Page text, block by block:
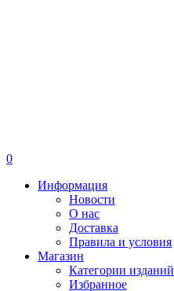
0
Информация
Новости
О нас
Доставка
Правила и условия
Магазин
Категории изданий
Избранное